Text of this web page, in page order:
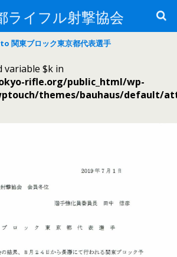
ライフル射撃協会
関東ブロック東京都代表選手
variable $k in
rifle.org/public_html/wp-
themes/bauhaus/default/